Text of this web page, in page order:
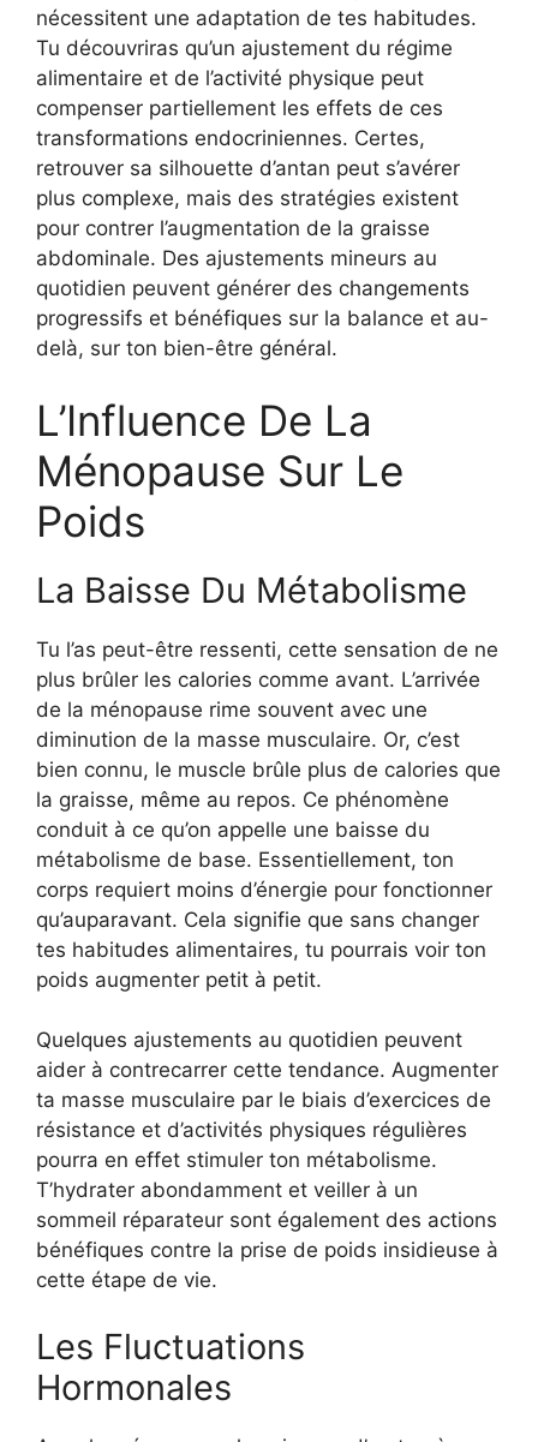
nécessitent une adaptation de tes habitudes.
Tu découvriras qu’un ajustement du régime
alimentaire et de l’activité physique peut
compenser partiellement les effets de ces
transformations endocriniennes. Certes,
retrouver sa silhouette d’antan peut s’avérer
plus complexe, mais des stratégies existent
pour contrer l’augmentation de la graisse
abdominale. Des ajustements mineurs au
quotidien peuvent générer des changements
progressifs et bénéfiques sur la balance et au-
delà, sur ton bien-être général.
L’Influence De La
Ménopause Sur Le
Poids
La Baisse Du Métabolisme
Tu l’as peut-être ressenti, cette sensation de ne
plus brûler les calories comme avant. L’arrivée
de la ménopause rime souvent avec une
diminution de la masse musculaire. Or, c’est
bien connu, le muscle brûle plus de calories que
la graisse, même au repos. Ce phénomène
conduit à ce qu’on appelle une baisse du
métabolisme de base. Essentiellement, ton
corps requiert moins d’énergie pour fonctionner
qu’auparavant. Cela signifie que sans changer
tes habitudes alimentaires, tu pourrais voir ton
poids augmenter petit à petit.
Quelques ajustements au quotidien peuvent
aider à contrecarrer cette tendance. Augmenter
ta masse musculaire par le biais d’exercices de
résistance et d’activités physiques régulières
pourra en effet stimuler ton métabolisme.
T’hydrater abondamment et veiller à un
sommeil réparateur sont également des actions
bénéfiques contre la prise de poids insidieuse à
cette étape de vie.
Les Fluctuations
Hormonales